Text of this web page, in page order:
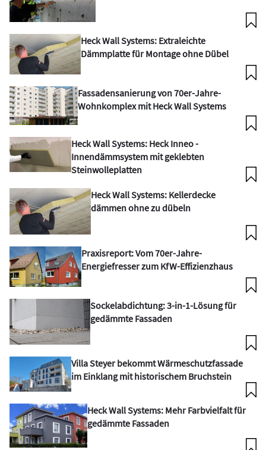
Heck Wall Systems: Extraleichte
Dämmplatte für Montage ohne Dübel
Fassadensanierung von 70er-Jahre-
Wohnkomplex mit Heck Wall Systems
Heck Wall Systems: Heck Inneo -
Innendämmsystem mit geklebten
Steinwolleplatten
Heck Wall Systems: Kellerdecke
dämmen ohne zu dübeln
Praxisreport: Vom 70er-Jahre-
Energiefresser zum KfW-Effizienzhaus
Sockelabdichtung: 3-in-1-Lösung für
gedämmte Fassaden
Villa Steyer bekommt Wärmeschutzfassade
im Einklang mit historischem Bruchstein
Heck Wall Systems: Mehr Farbvielfalt für
gedämmte Fassaden